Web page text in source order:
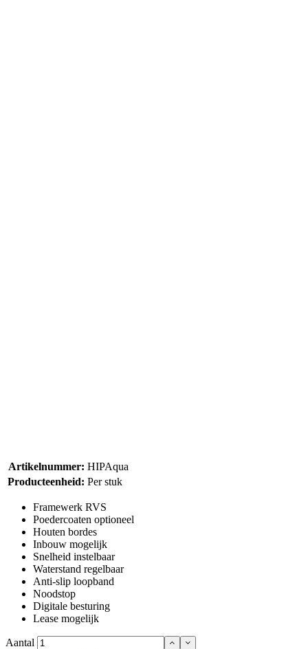
Artikelnummer: HIPAqua
Producteenheid: Per stuk
Framewerk RVS
Poedercoaten optioneel
Houten bordes
Inbouw mogelijk
Snelheid instelbaar
Waterstand regelbaar
Anti-slip loopband
Noodstop
Digitale besturing
Lease mogelijk
Aantal